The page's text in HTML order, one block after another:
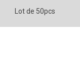
Lot de 50pcs